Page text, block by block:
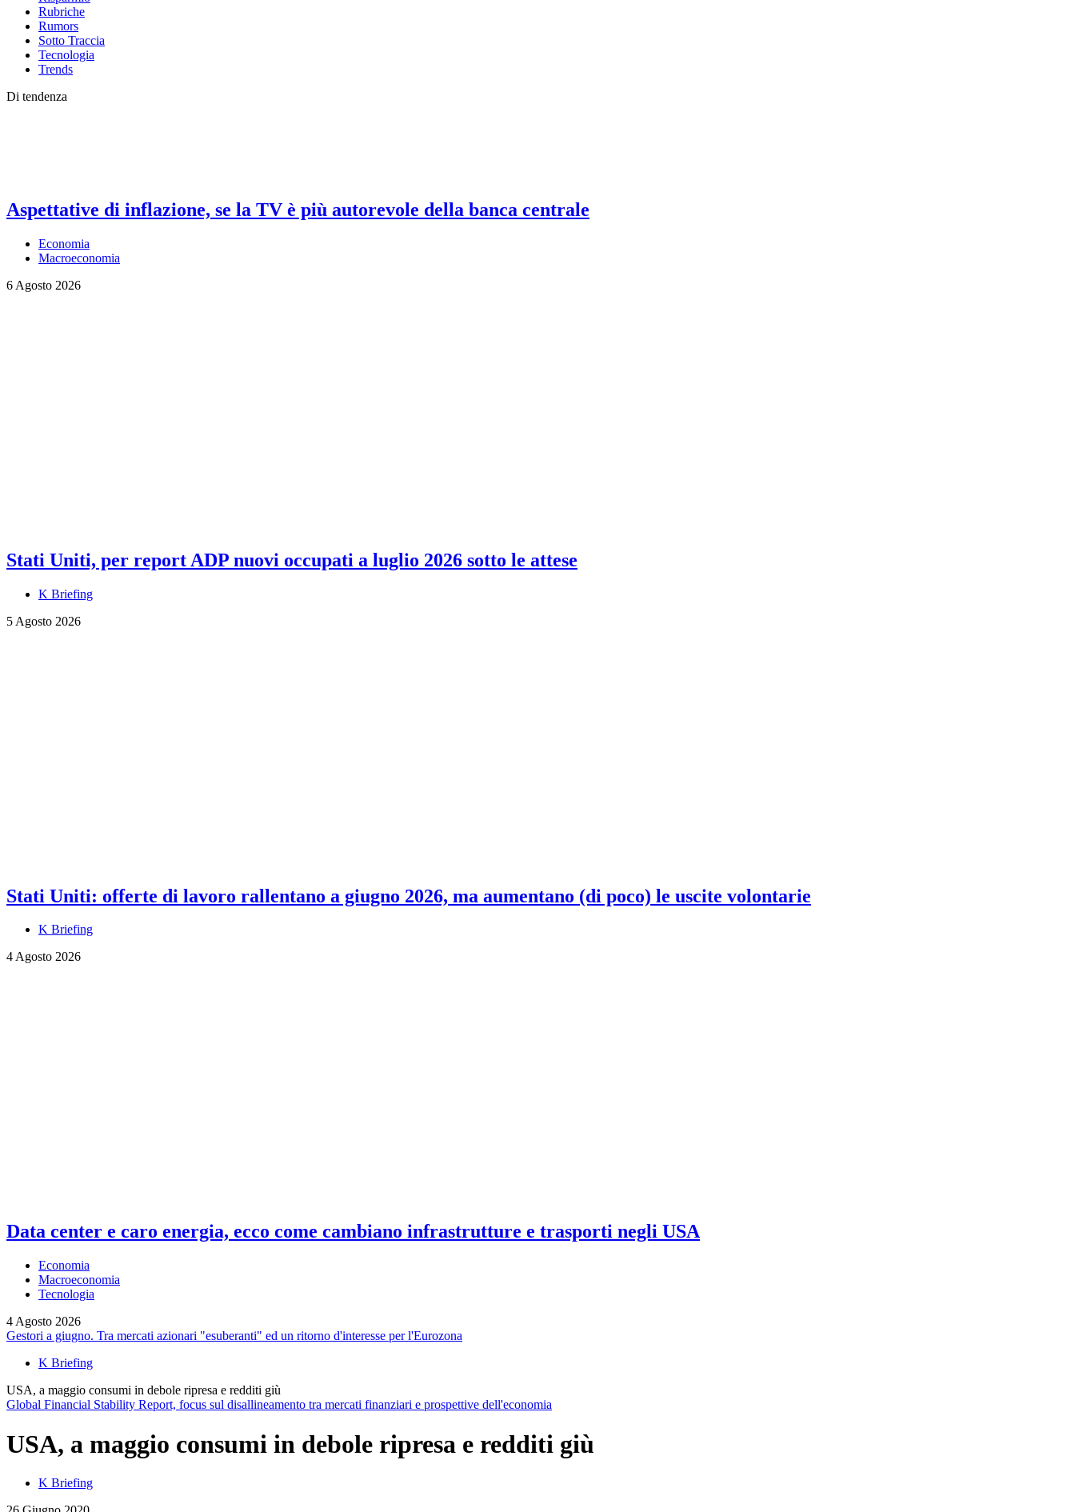
Rubriche
Rumors
Sotto Traccia
Tecnologia
Trends
Di tendenza
Aspettative di inflazione, se la TV è più autorevole della banca centrale
Economia
Macroeconomia
6 Agosto 2026
Stati Uniti, per report ADP nuovi occupati a luglio 2026 sotto le attese
K Briefing
5 Agosto 2026
Stati Uniti: offerte di lavoro rallentano a giugno 2026, ma aumentano (di poco) le uscite volontarie
K Briefing
4 Agosto 2026
Data center e caro energia, ecco come cambiano infrastrutture e trasporti negli USA
Economia
Macroeconomia
Tecnologia
4 Agosto 2026
Gestori a giugno. Tra mercati azionari "esuberanti" ed un ritorno d'interesse per l'Eurozona
K Briefing
USA, a maggio consumi in debole ripresa e redditi giù
Global Financial Stability Report, focus sul disallineamento tra mercati finanziari e prospettive dell'economia
USA, a maggio consumi in debole ripresa e redditi giù
K Briefing